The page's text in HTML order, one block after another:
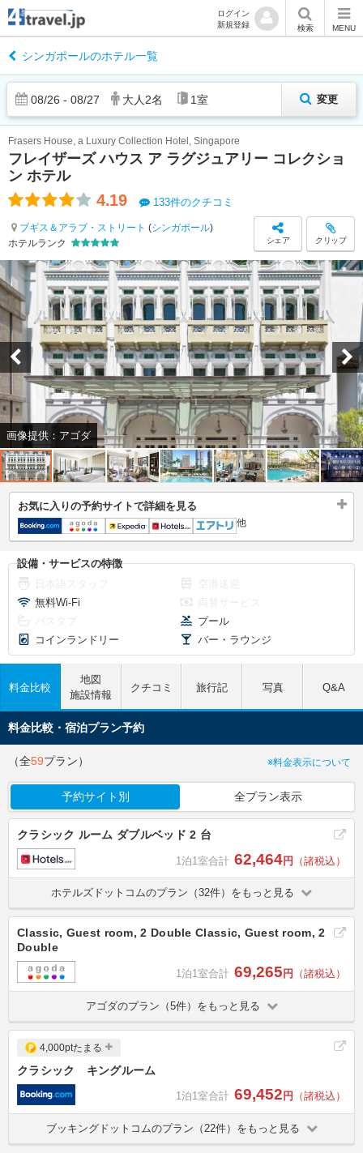
ログイン
新規登録
検索 MENU
シンガポールのホテル一覧
08/26 - 08/27 大人 2名 1室 変更
フレイザーズ ハウス ア ラグジュアリー コレクショ
ン ホテル
Frasers House, a Luxury Collection Hotel, Singapore
4.19 133件のクチコミ
ブギス＆アラブ・ストリート (シンガポール)
ホテルランク
シェア クリップ
画像提供：アゴダ
お気に入りの予約サイトで詳細を見る
他
設備・サービスの特徴
無料Wi-Fi
プール
コインランドリー
バー・ラウンジ
料金比較
地図
施設情報
クチコミ 旅行記 写真 Q&A
料金比較・宿泊プラン予約
（全59プラン） ※料金表示について
予約サイト別 全プラン表示
クラシック ルーム ダブルベッド 2 台
1泊1室合計 62,464円 （諸税込）
ホテルズドットコムのプラン（32件）をもっと見る
Classic, Guest room, 2 Double Classic, Guest room, 2
Double
1泊1室合計 69,265 円 （諸税込）
アゴダのプラン（5件）をもっと見る
4,000ptたまる
クラシック キングルーム
1泊1室合計 69,452 円 （諸税込）
ブッキングドットコムのプラン（22件）をもっと見る